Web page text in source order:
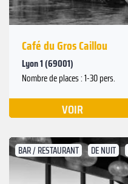
Café du Gros Caillou
Lyon 1 (69001)
Nombre de places : 1-30 pers.
VOIR
BAR / RESTAURANT DE NUIT